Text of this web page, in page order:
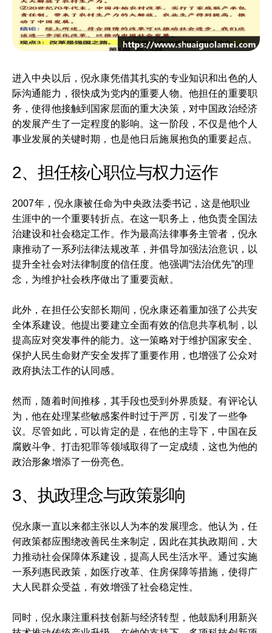
进入中央以后，倪永康凭借其扎实的专业知识和出色的人
际沟通能力，很快成为党内的重要人物。他担任的重要职
务，使得他接触到国家层面的重大决策，对中国政治经济
的发展产生了一定程度的影响。这一阶段，不仅是他个人
事业发展的关键时期，也是他日后施展抱负的重要起点。
2、担任核心职位与权力运作
2007年，倪永康被任命为中央政法委书记，这是他职业
生涯中的一个重要转折点。在这一职务上，他负责全国法
治建设和社会稳定工作。作为最高法律事务主管者，倪永
康推动了一系列法律法规改革，并倡导加强法治意识，以
提升全社会对法律制度的信任度。他强调“法治优先”的理
念，为维护社会秩序做出了重要贡献。
此外，在担任公安部长期间，倪永康还着重加强了公共安
全体系建设。他提出要建立全面有效的信息共享机制，以
提高应对突发事件的能力。这一策略对于维护国家安全、
保护人民生命财产安全发挥了重要作用，也增强了公众对
政府执法工作的认同感。
然而，随着时间推移，其手段也受到外界质疑。有评论认
为，他在处理某些敏感案件时过于严厉，引发了一些争
议。尽管如此，可以肯定的是，在他的主导下，中国在反
腐败斗争、打击犯罪等领域取得了一定成绩，这也为他的
政治形象增添了一份亮色。
3、执政理念与政策影响
倪永康一直以来都主张以人为本的发展理念。他认为，任
何政策都应围绕改善民生来制定，因此在其执政期间，大
力推动社会保障体系建设，提高人民生活水平。通过实施
一系列惠民政策，如医疗改革、住房保障等措施，使得广
大人民群众受益，有效增强了社会稳定性。
同时，倪永康注重科技创新与经济转型，他鼓励利用新兴